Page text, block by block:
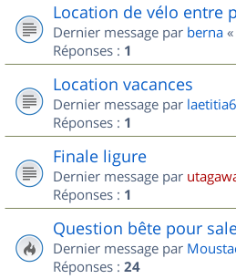
Location de vélo entre
Dernier message par berna «
Réponses : 1
Location vacances
Dernier message par laetitia6
Réponses : 1
Finale ligure
Dernier message par
Réponses : 1
Question bête pour
Dernier message par
Réponses : 24